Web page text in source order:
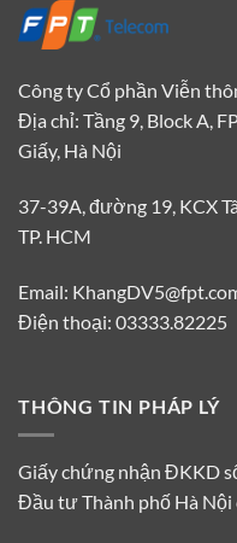
Công ty Cổ phần Viễn
Địa chỉ: Tầng 9, Block A,
Giấy, Hà Nội
37-39A, đường 19, KCX
TP. HCM
Email:
Điện thoại: 03333.82225
THÔNG TIN PHÁP LÝ
Giấy chứng nhận ĐKKD
Đầu tư Thành phố Hà